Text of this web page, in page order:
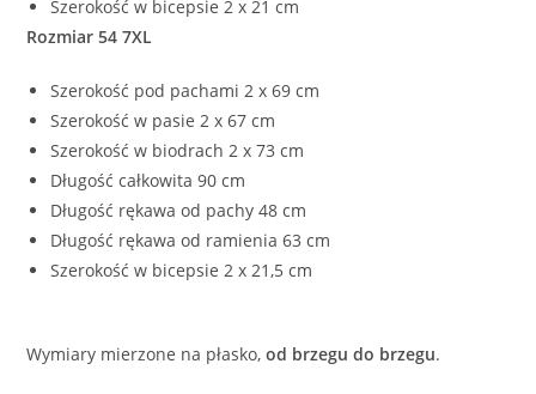
Szerokość w bicepsie 2 x 21 cm
Rozmiar 54 7XL
Szerokość pod pachami 2 x 69 cm
Szerokość w pasie 2 x 67 cm
Szerokość w biodrach 2 x 73 cm
Długość całkowita 90 cm
Długość rękawa od pachy 48 cm
Długość rękawa od ramienia 63 cm
Szerokość w bicepsie 2 x 21,5 cm
Wymiary mierzone na płasko,od brzegu do brzegu.